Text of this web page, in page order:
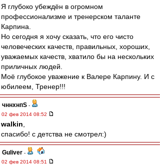
Я глубоко убеждён в огромном
профессионализме и тренерском таланте
Карпина.
Но сегодня я хочу сказать, что его чисто
человеческих качеств, правильных, хороших,
уважаемых качеств, хватило бы на нескольких
приличных людей.
Моё глубокое уважение к Валере Карпину. И с
юбилеем, Тренер!!!
чннхнпS -
02 фев 2014 08:52
walkin
спасибо! с детства не смотрел:)
Guliver -
02 фев 2014 08:51